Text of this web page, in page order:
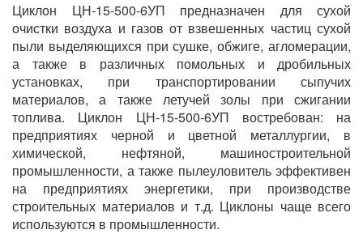
Циклон ЦН-15-500-6УП предназначен для сухой
очистки воздуха и газов от взвешенных частиц сухой
пыли выделяющихся при сушке, обжиге, агломерации,
а также в различных помольных и дробильных
установках, при транспортировании сыпучих
материалов, а также летучей золы при сжигании
топлива. Циклон ЦН-15-500-6УП востребован: на
предприятиях черной и цветной металлургии, в
химической, нефтяной, машиностроительной
промышленности, а также пылеуловитель эффективен
на предприятиях энергетики, при производстве
строительных материалов и т.д. Циклоны чаще всего
используются в промышленности.